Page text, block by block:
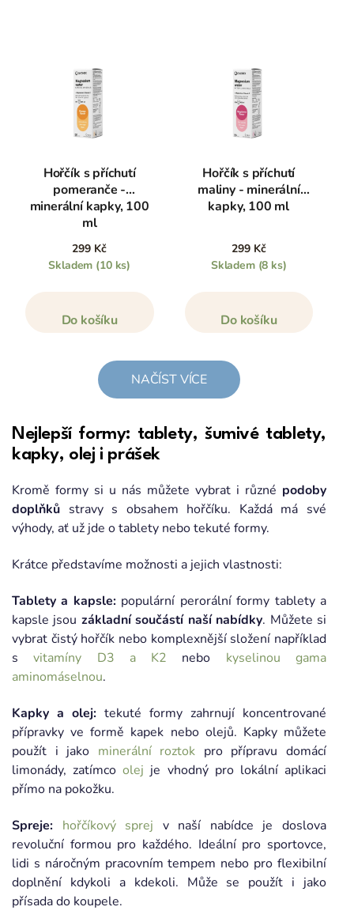
Hořčík s příchutí
pomeranče -
minerální kapky, 100
ml
299 Kč
Skladem (10 ks)
Do košíku
Hořčík s příchutí
maliny - minerální
kapky, 100 ml
299 Kč
Skladem (8 ks)
Do košíku
NAČÍST VÍCE
Nejlepší formy: tablety, šumivé tablety,
kapky, olej i prášek
Kromě formy si u nás můžete vybrat i různé podoby
doplňků stravy s obsahem hořčíku. Každá má své
výhody, ať už jde o tablety nebo tekuté formy.
Krátce představíme možnosti a jejich vlastnosti:
Tablety a kapsle:populární perorální formy tablety a
kapsle jsou základní součástí naší nabídky. Můžete si
vybrat čistý hořčík nebo komplexnější složení například
svitamíny D3 a K2 nebo kyselinou gama
aminomáselnou.
Kapky a olej: tekuté formy zahrnují koncentrované
přípravky ve formě kapek nebo olejů. Kapky můžete
použít i jako minerální roztok pro přípravu domácí
limonády, zatímcoolej je vhodný pro lokální aplikaci
přímo na pokožku.
Spreje: hořčíkový sprej v naší nabídce je doslova
revoluční formou pro každého. Ideální pro sportovce,
lidi s náročným pracovním tempem nebo pro flexibilní
doplnění kdykoli a kdekoli. Může se použít i jako
přísada do koupele.